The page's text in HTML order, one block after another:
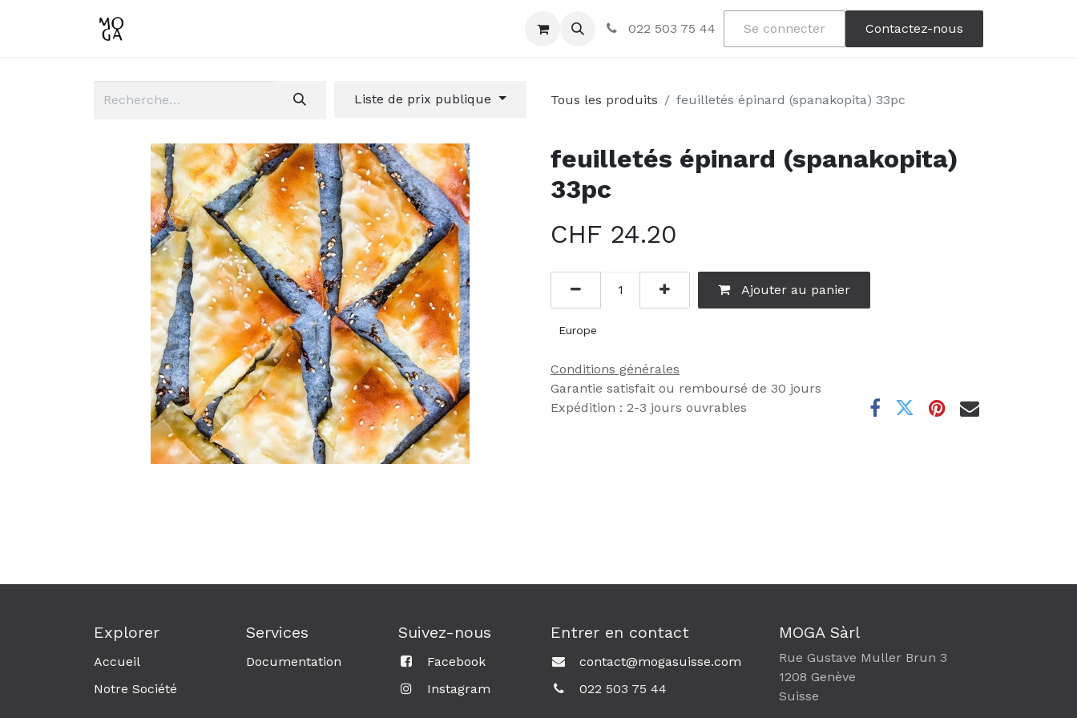
022 503 75 44 Se connecter Contactez-nous
Liste de prix publique Tous les produits feuilletés épinard (spanakopita) 33pc
feuilletés épinard (spanakopita)
33pc
CHF 24.20
Ajouter au panier
Europe
Conditions générales
Garantie satisfait ou remboursé de 30 jours
Expédition : 2-3 jours ouvrables
Explorer
Accueil
Notre Société
Services
Documentation
Suivez-nous
Facebook
Instagram
Entrer en contact
contact@mogasuisse.com​
022 503 75 44
MOGA Sàrl
Rue Gustave Muller Brun 3
1208 Genève
Suisse